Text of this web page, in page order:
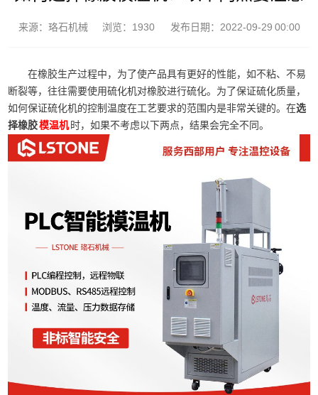
来源：珞石机械 浏览：1930 发布日期：2022-09-29 00:00
在橡胶生产过程中，为了使产品具有更好的性能，如不粘、不易
断裂等，往往需要使用硫化机对橡胶进行硫化。为了保证硫化质量，
如何保证硫化机的控制温度在工艺要求的范围内是非常关键的。‍在选
择橡胶模温机 时，如果不考虑以下两点，结果会完全不同。